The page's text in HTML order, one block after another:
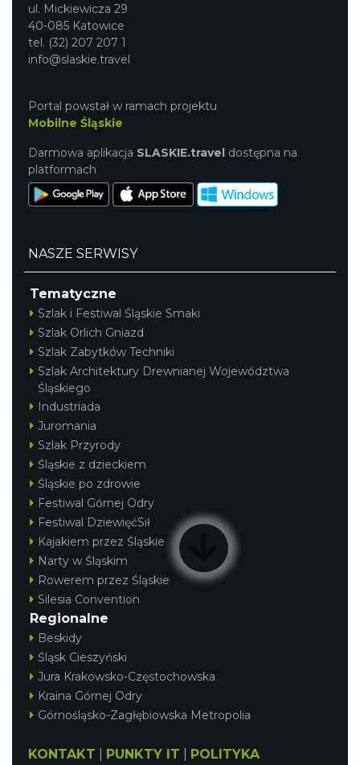
ul. Mickiewicza 29
40-085 Katowice
tel. (32) 207 207 1
info@slaskie.travel
Portal powstał w ramach projektu
Mobilne Śląskie
Darmowa aplikacja SLASKIE.travel dostępna na
platformach
NASZE SERWISY
Tematyczne
Szlak i Festiwal Śląskie Smaki
Szlak Orlich Gniazd
Szlak Zabytków Techniki
Szlak Architektury Drewnianej Województwa
Śląskiego
Industriada
Juromania
Szlak Przyrody
Śląskie z dzieckiem
Śląskie po zdrowie
Festiwal Górnej Odry
Festiwal DziewięćSił
Kajakiem przez Śląskie
Narty w Śląskim
Rowerem przez Śląskie
Silesia Convention
Regionalne
Beskidy
Śląsk Cieszyński
Jura Krakowsko-Częstochowska
Kraina Górnej Odry
Górnośląsko-Zagłębiowska Metropolia
KONTAKT PUNKTY IT
POLITYKA